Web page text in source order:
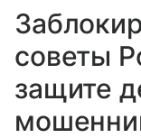
советы
защите